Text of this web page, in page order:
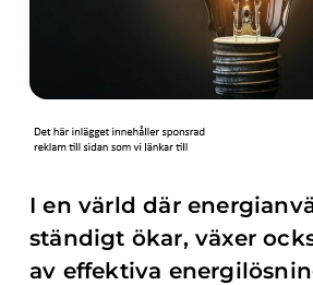
I en värld där
ständigt ökar, växer
av effektiva